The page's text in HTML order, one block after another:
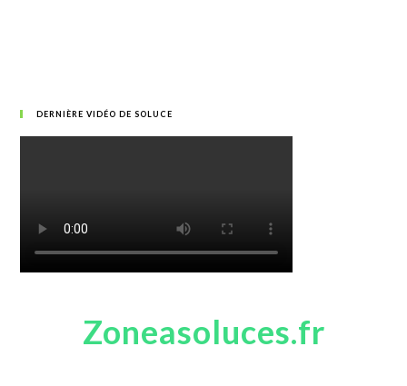
DERNIÈRE VIDÉO DE SOLUCE
Zoneasoluces.fr